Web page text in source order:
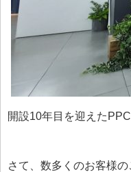
開設10年目を迎えた
さて、数多くのお客様